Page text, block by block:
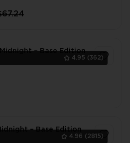
4.95 (362)
– Base Edition
4.96 (2815)
Edition